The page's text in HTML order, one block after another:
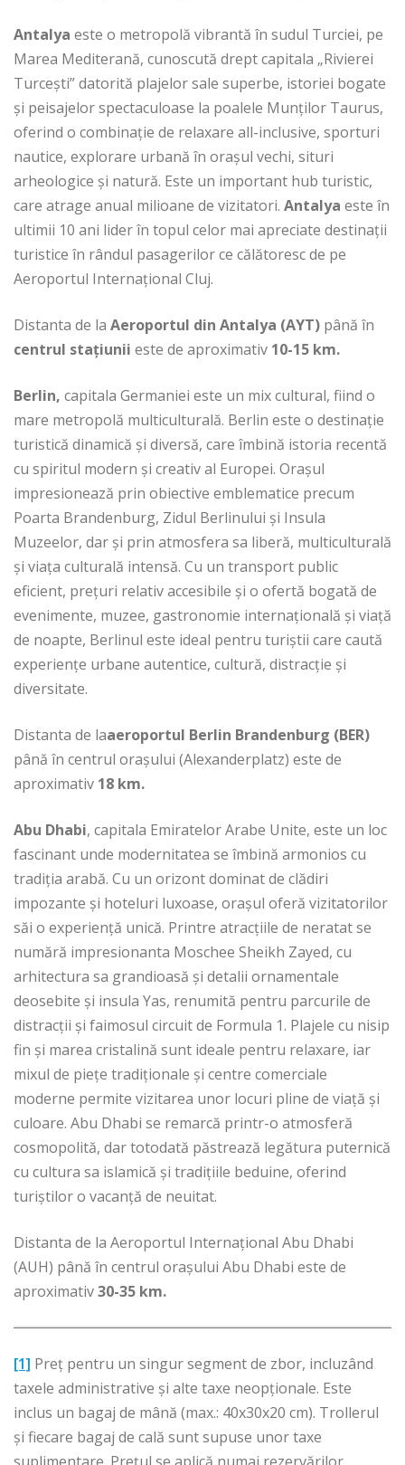
Antalya este o metropolă vibrantă în sudul Turciei, pe
Marea Mediterană, cunoscută drept capitala „Rivierei
Turcești” datorită plajelor sale superbe, istoriei bogate
și peisajelor spectaculoase la poalele Munților Taurus,
oferind o combinație de relaxare all-inclusive, sporturi
nautice, explorare urbană în orașul vechi, situri
arheologice și natură. Este un important hub turistic,
care atrage anual milioane de vizitatori. Antalya este în
ultimii 10 ani lider în topul celor mai apreciate destinaţii
turistice în rândul pasagerilor ce călătoresc de pe
Aeroportul Internațional Cluj.
Distanta de la Aeroportul din Antalya (AYT) până în
centrul stațiunii este de aproximativ 10-15 km.
Berlin, capitala Germaniei este un mix cultural, fiind o
mare metropolă multiculturală. Berlin este o destinație
turistică dinamică și diversă, care îmbină istoria recentă
cu spiritul modern și creativ al Europei. Orașul
impresionează prin obiective emblematice precum
Poarta Brandenburg, Zidul Berlinului și Insula
Muzeelor, dar și prin atmosfera sa liberă, multiculturală
și viața culturală intensă. Cu un transport public
eficient, prețuri relativ accesibile și o ofertă bogată de
evenimente, muzee, gastronomie internațională și viață
de noapte, Berlinul este ideal pentru turiștii care caută
experiențe urbane autentice, cultură, distracție și
diversitate.
Distanta de laaeroportul Berlin Brandenburg (BER)
până în centrul orașului (Alexanderplatz) este de
aproximativ 18 km.
Abu Dhabi, capitala Emiratelor Arabe Unite, este un loc
fascinant unde modernitatea se îmbină armonios cu
tradiția arabă. Cu un orizont dominat de clădiri
impozante și hoteluri luxoase, orașul oferă vizitatorilor
săi o experiență unică. Printre atracțiile de neratat se
numără impresionanta Moschee Sheikh Zayed, cu
arhitectura sa grandioasă și detalii ornamentale
deosebite și insula Yas, renumită pentru parcurile de
distracții și faimosul circuit de Formula 1. Plajele cu nisip
fin și marea cristalină sunt ideale pentru relaxare, iar
mixul de piețe tradiționale și centre comerciale
moderne permite vizitarea unor locuri pline de viață și
culoare. Abu Dhabi se remarcă printr-o atmosferă
cosmopolită, dar totodată păstrează legătura puternică
cu cultura sa islamică și tradițiile beduine, oferind
turiștilor o vacanță de neuitat.
Distanta de la Aeroportul Internațional Abu Dhabi
(AUH) până în centrul orașului Abu Dhabi este de
aproximativ30-35 km.
[1] Preț pentru un singur segment de zbor, incluzând
taxele administrative și alte taxe neopționale. Este
inclus un bagaj de mână (max.: 40x30x20 cm). Trollerul
și fiecare bagaj de cală sunt supuse unor taxe